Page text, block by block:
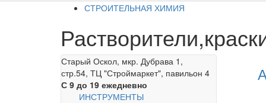
СТРОИТЕЛЬНАЯ ХИМИЯ
Старый Оскол, мкр. Дубрава 1,
стр.54, ТЦ "Строймаркет", павильон 4
С 9 до 19 ежедневно
ИНСТРУМЕНТЫ